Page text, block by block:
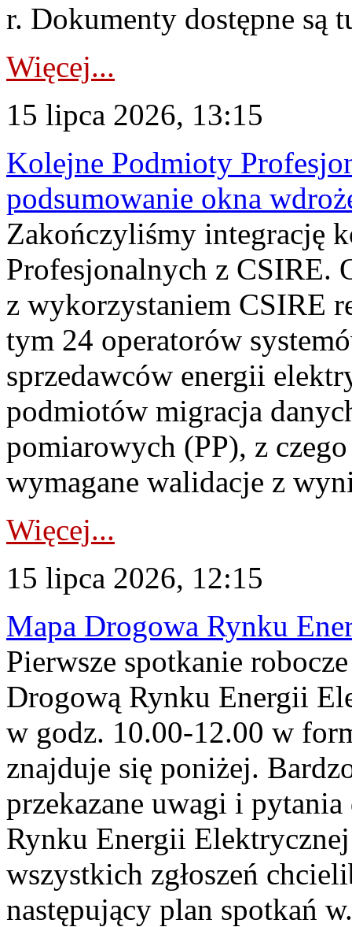
r. Dokumenty dostępne są
Więcej...
15 lipca 2026, 13:15
Kolejne Podmioty
podsumowanie okna
Zakończyliśmy integrację
Profesjonalnych z CSIRE.
z wykorzystaniem CSIRE
tym 24 operatorów
sprzedawców energii
podmiotów migracja
pomiarowych (PP), z
wymagane walidacje z
Więcej...
15 lipca 2026, 12:15
Mapa Drogowa Rynku
Pierwsze spotkanie
Drogową Rynku Energii
w godz. 10.00-12.00 w
znajduje się poniżej.
przekazane uwagi i
Rynku Energii
wszystkich zgłoszeń
następujący plan spotkań